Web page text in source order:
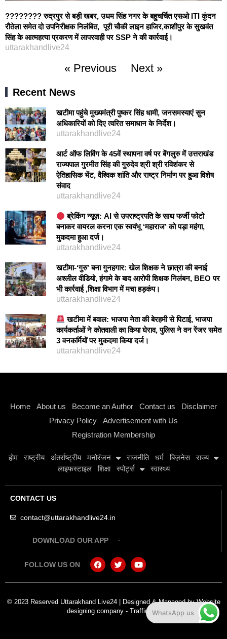
???????? रुद्रपुर से बड़ी खबर, उधम सिंह नगर के बहुचर्चित एसओ ITI कुंदन
रौतेला समेत दो उपनिरीक्षक निलंबित, पूरी चौकी लाइन हाजिर,काशीपुर के सुखवंत
सिंह के आत्महत्या प्रकरण में लापरवाही पर SSP ने की कार्रवाई।
uttarakhandlive24
« Previous Next »
Recent News
खटीमा पहुंचे मुख्यमंत्री पुष्कर सिंह धामी, जनसमस्याएं सुन
अधिकारियों को दिए त्वरित समाधान के निर्देश।
uttarakhandlive24
आर्ट ऑफ लिविंग के 45वें स्थापना वर्ष पर बेंगलुरु में उत्तराखंड
राज्यपाल गुरमीत सिंह की गुरुदेव श्री श्री रविशंकर से
ऐतिहासिक भेंट, वैश्विक शांति और राष्ट्र निर्माण पर हुआ विशेष
संवाद
uttarakhandlive24
ब्रेकिंग न्यूज़: AI से उपराष्ट्रपति के साथ फर्जी फोटो
बनाकर वायरल करना एक स्वयंभू ‘महाराज’ को पड़ा महंगा,
मुकदमा हुआ दर्ज।
uttarakhandlive24
खटीमा-‘गुरु’ बना गुनहगार: खेल शिक्षक ने छात्रा की बनाई
अश्लील वीडियो, हंगामे के बाद आरोपी शिक्षक निलंबन, BEO पर
भी कार्रवाई ,शिक्षा विभाग में मचा हड़कंप।
uttarakhandlive24
खटीमा में बवाल: भाजपा नेता की बेरहमी से पिटाई, भाजपा
कार्यकर्ताओं ने कोतवाली का किया घेराव, पुलिस ने वन रेंजर समेत
3 वनकर्मियों पर मुकदमा किया दर्ज।
uttarakhandlive24
Home About us Become an Author Contact us
Disclaimer
Privacy Policy
Advertisement with Us
Registration Membership
होम राष्ट्रीय अंतर्राष्ट्रीय मनोरंजन राजनीति धर्म बिज़नेस
राज्य
लाइफस्टाइल
शिक्षा स्पोर्ट्स स्वास्थ्य
CONTACT US
contact@uttarakhandlive24.in
DOWNLOAD OUR APP
FOLLOW US ON
© 2023 Reserved Uttarakhand Live24 | Designed & Managed byWebsite
designing company- Traffic TailWhatsApp us